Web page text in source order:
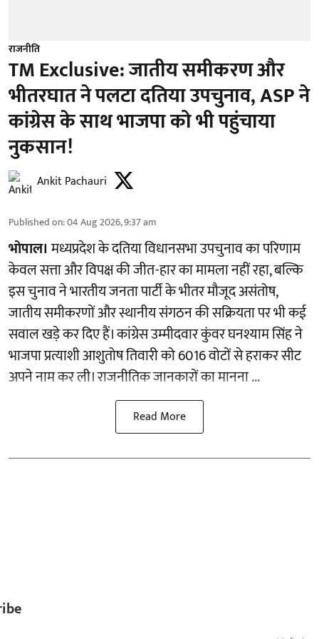
राजनीति
TM Exclusive: जातीय समीकरण और
भीतरघात ने पलटा दतिया उपचुनाव, ASP ने
कांग्रेस के साथ भाजपा को भी पहुंचाया
नुकसान!
Ankit Pachauri
Published on:04 Aug 2026, 9:37 am
भोपाल।मध्यप्रदेश के दतिया विधानसभा उपचुनाव का परिणाम
केवल सत्ता और विपक्ष की जीत-हार का मामला नहीं रहा, बल्कि
इस चुनाव ने भारतीय जनता पार्टी के भीतर मौजूद असंतोष,
जातीय समीकरणों और स्थानीय संगठन की सक्रियता पर भी कई
सवाल खड़े कर दिए हैं। कांग्रेस उम्मीदवार कुंवर घनश्याम सिंह ने
भाजपा प्रत्याशी आशुतोष तिवारी को 6016 वोटों से हराकर सीट
अपने नाम कर ली। राजनीतिक जानकारों का मानना ...
Read More